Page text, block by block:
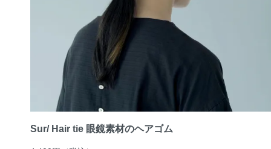
Sur/ Hair tie 眼鏡素材のヘアゴム